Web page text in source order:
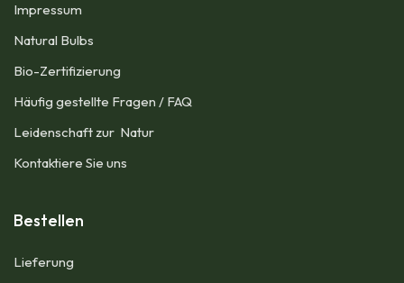
Impressum​
Natural Bulbs
Bio-Zertifizierung
Häufig gestellte Fragen / FAQ
Leidenschaft zur Natur
Kontaktiere Sie uns
Bestellen
Lieferung